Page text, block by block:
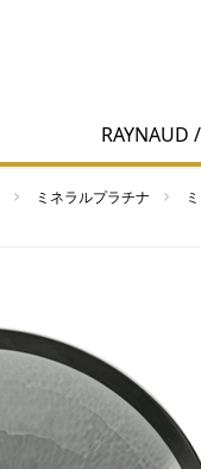
RAYNAUD
ミネラルプラチナ